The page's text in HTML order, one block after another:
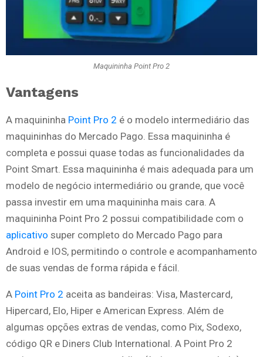
Maquininha Point Pro 2
Vantagens
A maquininha Point Pro 2 é o modelo intermediário das
maquininhas do Mercado Pago. Essa maquininha é
completa e possui quase todas as funcionalidades da
Point Smart. Essa maquininha é mais adequada para um
modelo de negócio intermediário ou grande, que você
passa investir em uma maquininha mais cara. A
maquininha Point Pro 2 possui compatibilidade com o
aplicativo super completo do Mercado Pago para
Android e IOS, permitindo o controle e acompanhamento
de suas vendas de forma rápida e fácil.
A Point Pro 2 aceita as bandeiras: Visa, Mastercard,
Hipercard, Elo, Hiper e American Express. Além de
algumas opções extras de vendas, como Pix, Sodexo,
código QR e Diners Club International. A Point Pro 2